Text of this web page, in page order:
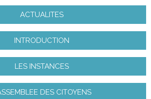
ACTUALITES
INTRODUCTION
LES INSTANCES
DES CITOYENS